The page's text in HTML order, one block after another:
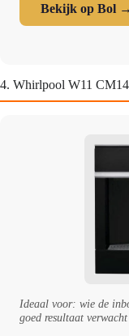
Bekijk op Bol →
4. Whirlpool W11
Ideaal voor: wie de
goed resultaat verwacht